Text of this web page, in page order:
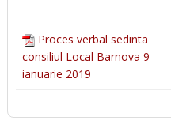
Proces verbal sedinta
consiliul Local Barnova 9
ianuarie 2019